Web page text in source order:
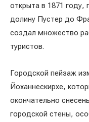
открыта в 1871 году,
долину Пустер до
создал множество
туристов.
Городской пейзаж
Йоханнескирхе,
окончательно
городской стены,